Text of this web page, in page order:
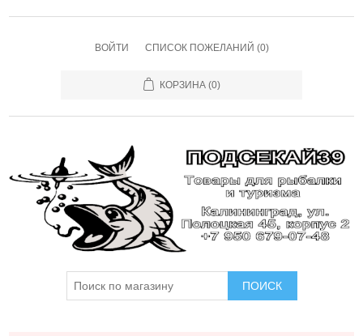
ВОЙТИ СПИСОК ПОЖЕЛАНИЙ (0)
КОРЗИНА (0)
ПОИСК